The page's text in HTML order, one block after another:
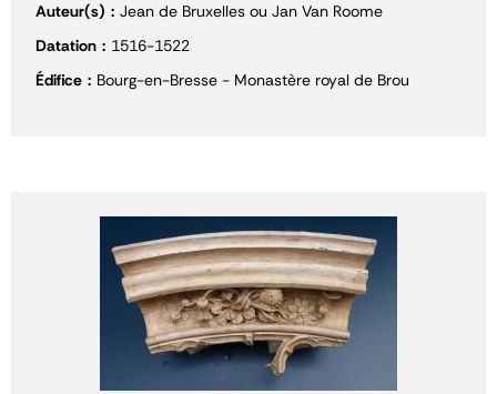
Auteur(s)
Jean de Bruxelles ou Jan Van Roome
Datation
1516-1522
Édifice
Bourg-en-Bresse - Monastère royal de Brou